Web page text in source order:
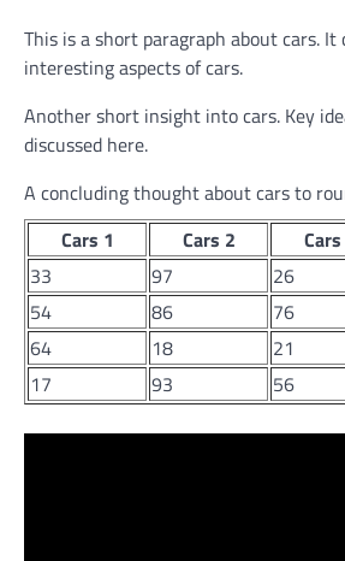
This is a short paragraph about cars. It
interesting aspects of cars.
Another short insight into cars. Key
discussed here.
A concluding thought about cars to
Cars 1
Cars 2
33
97 26
54
86 76
64
18 21
17
93 56